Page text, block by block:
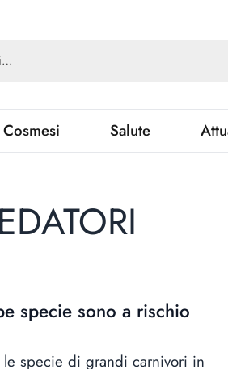
Cosmesi Salute
specie sono a rischio
specie di grandi carnivori in